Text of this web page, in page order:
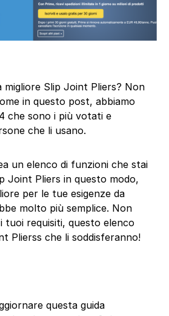
migliore Slip Joint Pliers? Non
in questo post, abbiamo
che sono i più votati e
che li usano.
un elenco di funzioni che stai
Joint Pliers in questo modo,
per le tue esigenze da
molto più semplice. Non
tuoi requisiti, questo elenco
Plierss che li soddisferanno!
questa guida